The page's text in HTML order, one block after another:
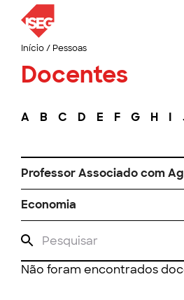
Início/ Pessoas
Docentes
A B C D E F G H I
Professor Associado com
Economia
Não foram encontrados